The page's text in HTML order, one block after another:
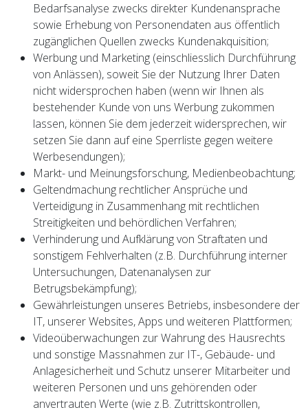
Bedarfsanalyse zwecks direkter Kundenansprache
sowie Erhebung von Personendaten aus öffentlich
zugänglichen Quellen zwecks Kundenakquisition;
Werbung und Marketing (einschliesslich Durchführung
von Anlässen), soweit Sie der Nutzung Ihrer Daten
nicht widersprochen haben (wenn wir Ihnen als
bestehender Kunde von uns Werbung zukommen
lassen, können Sie dem jederzeit widersprechen, wir
setzen Sie dann auf eine Sperrliste gegen weitere
Werbesendungen);
Markt- und Meinungsforschung, Medienbeobachtung;
Geltendmachung rechtlicher Ansprüche und
Verteidigung in Zusammenhang mit rechtlichen
Streitigkeiten und behördlichen Verfahren;
Verhinderung und Aufklärung von Straftaten und
sonstigem Fehlverhalten (z.B. Durchführung interner
Untersuchungen, Datenanalysen zur
Betrugsbekämpfung);
Gewährleistungen unseres Betriebs, insbesondere der
IT, unserer Websites, Apps und weiteren Plattformen;
Videoüberwachungen zur Wahrung des Hausrechts
und sonstige Massnahmen zur IT-, Gebäude- und
Anlagesicherheit und Schutz unserer Mitarbeiter und
weiteren Personen und uns gehörenden oder
anvertrauten Werte (wie z.B. Zutrittskontrollen,